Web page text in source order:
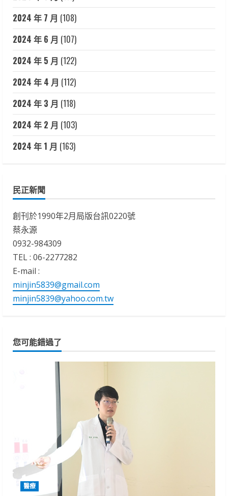
2024 年 7 月 (108)
2024 年 6 月 (107)
2024 年 5 月 (122)
2024 年 4 月 (112)
2024 年 3 月 (118)
2024 年 2 月 (103)
2024 年 1 月 (163)
民正新聞
創刊於1990年2月局版台訊0220號
蔡永源
0932-984309
TEL : 06-2277282
E-mail :
minjin5839@gmail.com
minjin5839@yahoo.com.tw
您可能錯過了
醫療